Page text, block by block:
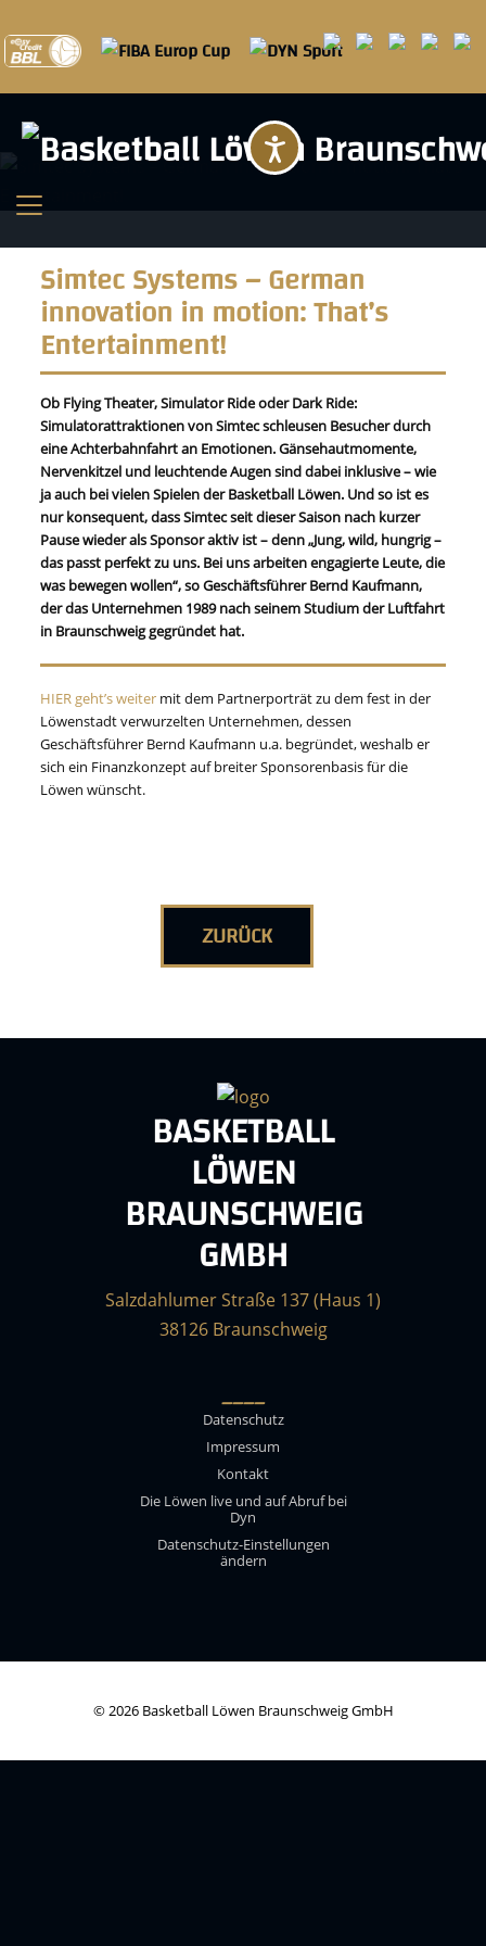
Simtec Systems – German
innovation in motion: That’s
Entertainment!
Ob Flying Theater, Simulator Ride oder Dark Ride:
Simulatorattraktionen von Simtec schleusen Besucher durch
eine Achterbahnfahrt an Emotionen. Gänsehautmomente,
Nervenkitzel und leuchtende Augen sind dabei inklusive – wie
ja auch bei vielen Spielen der Basketball Löwen. Und so ist es
nur konsequent, dass Simtec seit dieser Saison nach kurzer
Pause wieder als Sponsor aktiv ist – denn „Jung, wild, hungrig –
das passt perfekt zu uns. Bei uns arbeiten engagierte Leute, die
was bewegen wollen“, so Geschäftsführer Bernd Kaufmann,
der das Unternehmen 1989 nach seinem Studium der Luftfahrt
in Braunschweig gegründet hat.
HIER geht’s weiter mit dem Partnerporträt zu dem fest in der
Löwenstadt verwurzelten Unternehmen, dessen
Geschäftsführer Bernd Kaufmann u.a. begründet, weshalb er
sich ein Finanzkonzept auf breiter Sponsorenbasis für die
Löwen wünscht.
ZURÜCK
BASKETBALL
LÖWEN
BRAUNSCHWEIG
GMBH
Salzdahlumer Straße 137 (Haus 1)
38126 Braunschweig
____
Datenschutz
Impressum
Kontakt
Die Löwen live und auf Abruf bei
Dyn
Datenschutz-Einstellungen
ändern
© 2026 Basketball Löwen Braunschweig GmbH